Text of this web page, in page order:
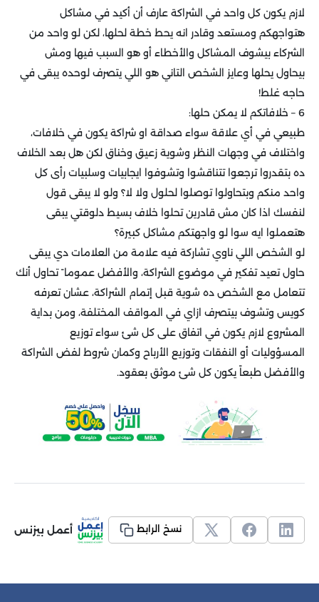
لازم يكون كل واحد في الشراكة عارف أن أكيد في مشاكل
هتواجهكم ومستعد وقادر انه يحط خطة لحلها، لكن لو واحد من
الشركاء بيشوف المشاكل والأخطاء أو هو السبب فيها ومش
بيحاول يحلها وعايز الشخص التاني هو اللي يتصرف لوحده يبقى في
حاجه غلط!
6 – خلافاتكم لا يمكن حلها:
طبيعي في أي علاقة سواء صداقة او شراكة يكون في خلافات،
واختلاف في وجهات النظر وشوية زعيق وخناق لكن هل بعد الخلاف
ده بتقدروا ترجعوا تتناقشوا وتشوفوا ايجابيات وسلبيات رأى كل
واحد منكم وبتحاولوا توصلوا لحلول ولا لا؟ ولو لا يبقى قول
لنفسك اذا كان مش قادرين تحلوا خلاف بسيط دلوقتي يبقى
هتعملوا ايه سوا لو واجهتكم مشاكل كبيرة؟
لو الشخص اللي ناوي تشاركة فيه علامة من العلامات دي يبقى
حاول تعيد تفكير في موضوع الشراكة، والأفضل عموما ً تحاول أنك
تتعامل مع الشخص ده شوية قبل إتمام الشراكة، عشان تعرفه
كويس وتشوف بيتصرف ازاي في المواقف المختلفة، ومن بداية
المشروع لازم يكون في اتفاق على كل شئ سواء توزيع
المسؤوليات أو النفقات وتوزيع الأرباح وكمان شروط لفض الشراكة
والأفضل طبعاً يكون كل شئ موثق بعقود.
نسخ الرابط أعمل بيزنس